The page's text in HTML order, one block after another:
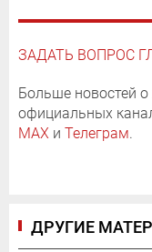
ЗАДАТЬ ВОПРОС
Больше новостей о
официальных
MAX и Телеграм.
ДРУГИЕ